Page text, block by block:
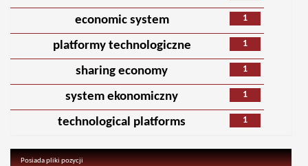
1
economic system
1
platformy technologiczne
1
sharing economy
1
system ekonomiczny
1
technological platforms
Posiada pliki pozycji